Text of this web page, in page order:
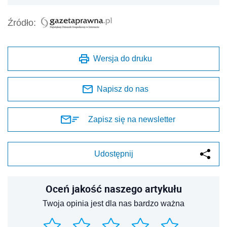
Źródło:
Wersja do druku
Napisz do nas
Zapisz się na newsletter
Udostępnij
Oceń jakość naszego artykułu
Twoja opinia jest dla nas bardzo ważna